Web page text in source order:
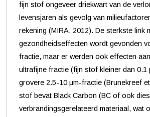
fijn stof ongeveer driekwart van de
levensjaren als gevolg van
rekening (MIRA, 2012). De sterkste link
gezondheidseffecten wordt gevonden
fractie, maar er werden ook effecten
ultrafijne fractie (fijn stof kleiner dan 0.1
grovere 2.5-10 μm-fractie (Brunekreef
stof bevat Black Carbon (BC of ook
verbrandingsgerelateerd materiaal, wat